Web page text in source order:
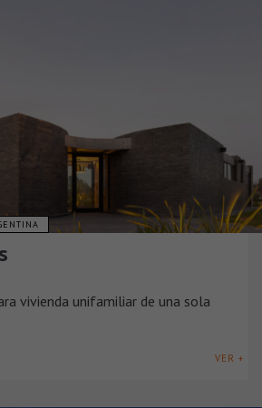
vivienda unifamiliar de una sola
VER +